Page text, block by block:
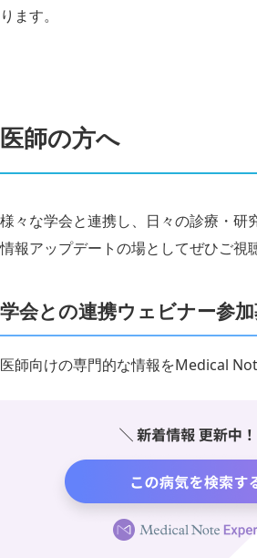
ります。
医師の方へ
様々な学会と連携し、日々の診療・
情報アップデートの場としてぜひご視
学会との連携ウェビナー参
医師向けの専門的な情報をMedical